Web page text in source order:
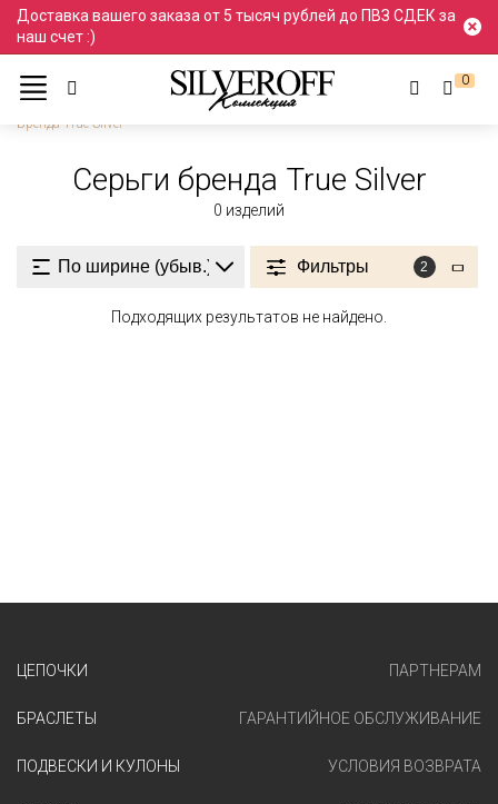
Доставка вашего заказа от 5 тысяч рублей до ПВЗ СДЕК за
наш счет :)
0
Ювелирные украшения
Серьги и пусеты
Бренда True Silver
Серьги бренда True Silver
0 изделий
Фильтры 2
Подходящих результатов не найдено.
ЦЕПОЧКИ
БРАСЛЕТЫ
ПОДВЕСКИ И КУЛОНЫ
ПАРТНЕРАМ
ГАРАНТИЙНОЕ ОБСЛУЖИВАНИЕ
УСЛОВИЯ ВОЗВРАТА